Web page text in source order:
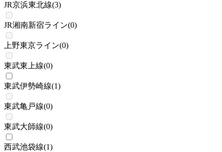
JR京浜東北線(3)
JR湘南新宿ライン(0)
上野東京ライン(0)
東武東上線(0)
東武伊勢崎線(1)
東武亀戸線(0)
東武大師線(0)
西武池袋線(1)